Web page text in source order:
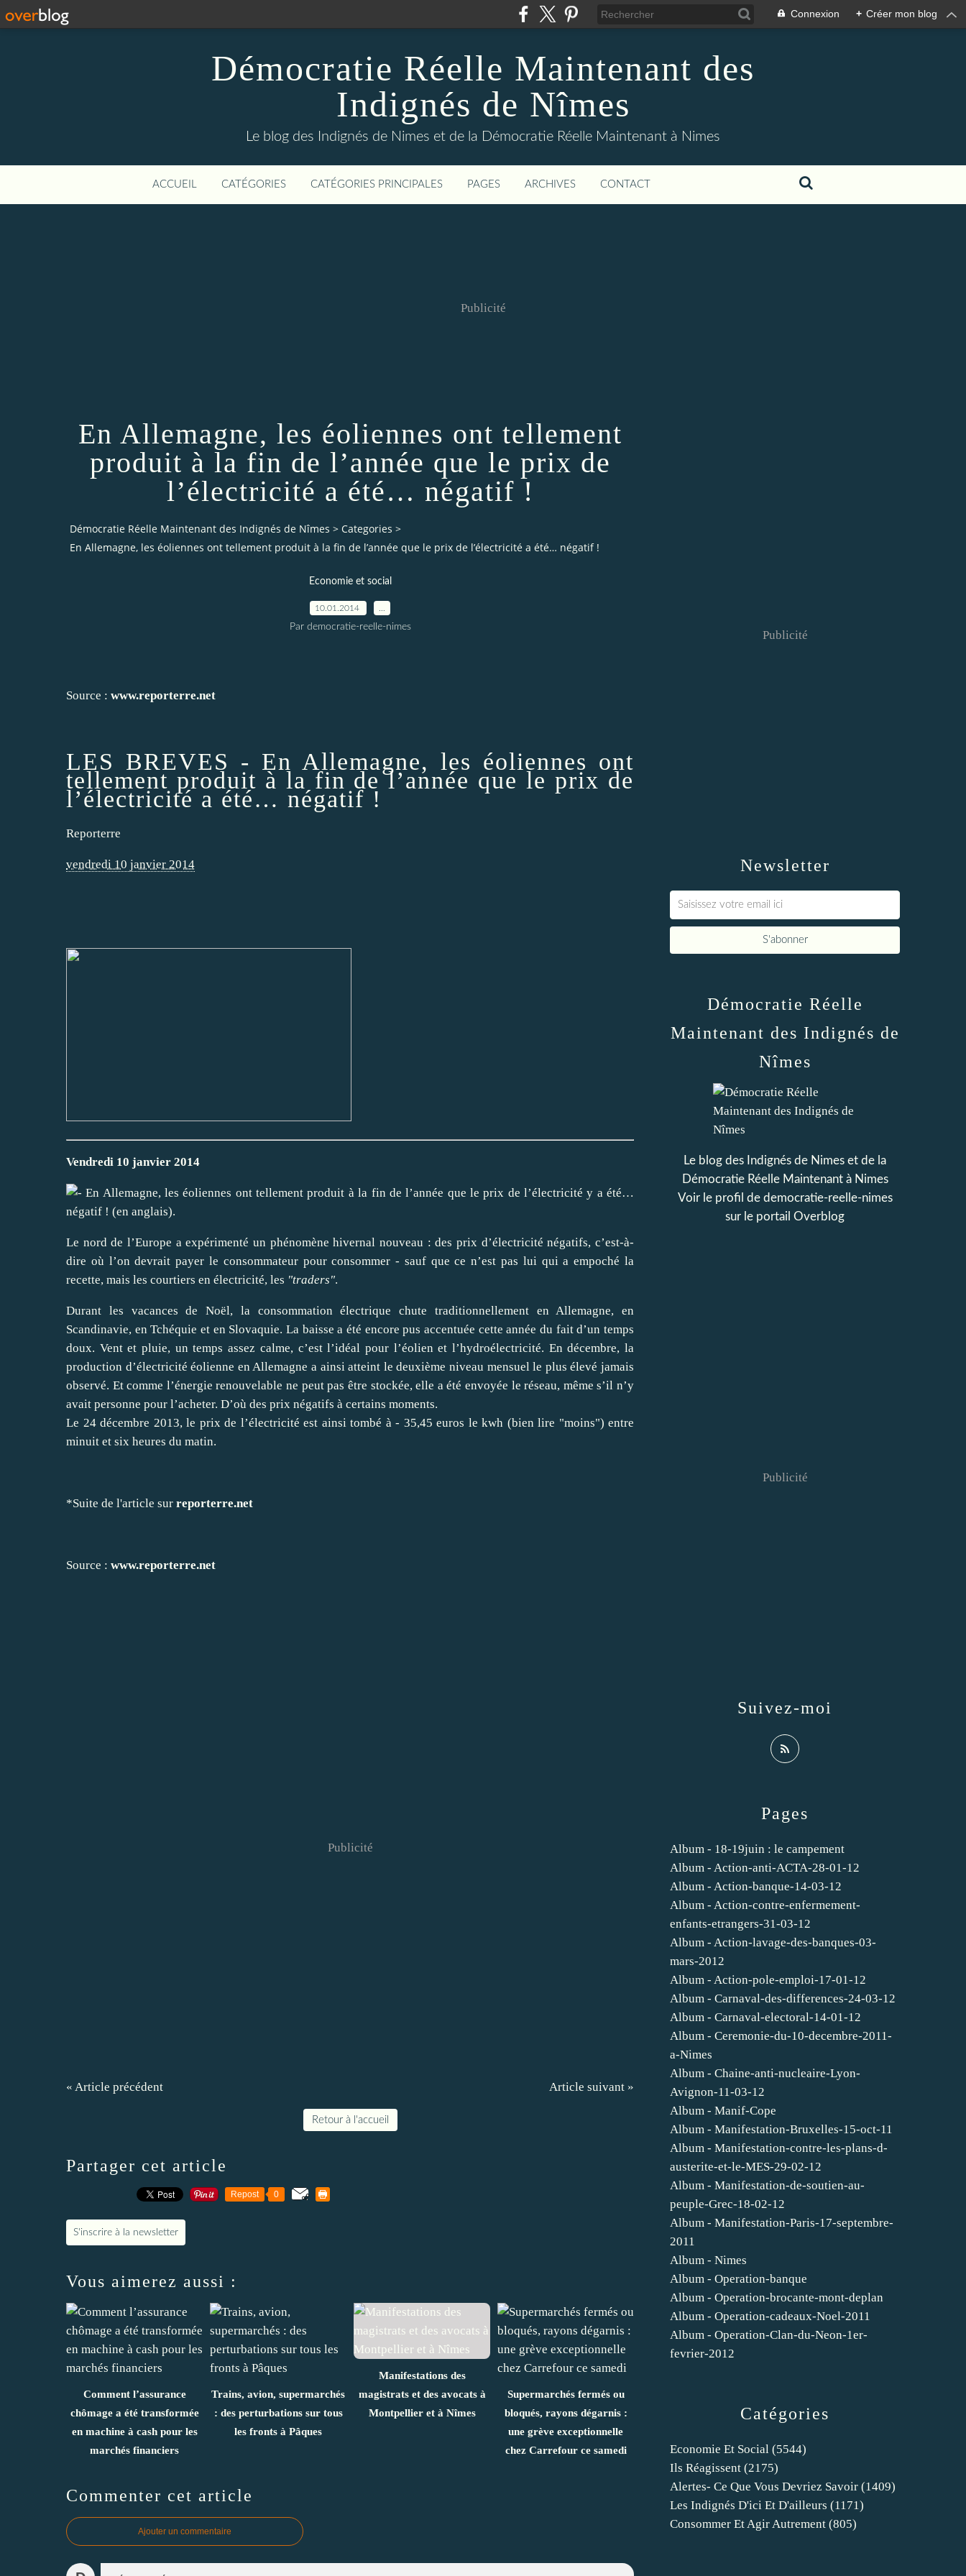
Connexion + Créer mon blog
Démocratie Réelle Maintenant des
Indignés de Nîmes
Le blog des Indignés de Nimes et de la Démocratie Réelle Maintenant à Nimes
ACCUEIL CATÉGORIES CATÉGORIES PRINCIPALES PAGES ARCHIVES CONTACT
Publicité
En Allemagne, les éoliennes ont tellement
produit à la fin de l’année que le prix de
l’électricité a été… négatif !
Démocratie Réelle Maintenant des Indignés de Nîmes > Categories >
En Allemagne, les éoliennes ont tellement produit à la fin de l’année que le prix de l’électricité a été… négatif !
Economie et social
10.01.2014
Par democratie-reelle-nimes
Source : www.reporterre.net
LES BREVES - En Allemagne, les éoliennes ont
tellement produit à la fin de l’année que le prix de
l’électricité a été… négatif !
Reporterre
vendredi 10 janvier 2014
Vendredi 10 janvier 2014
En Allemagne, les éoliennes ont tellement produit à la fin de l’année que le prix de l’électricité y a été…
négatif ! (en anglais).
Le nord de l’Europe a expérimenté un phénomène hivernal nouveau : des prix d’électricité négatifs, c’est-à-
dire où l’on devrait payer le consommateur pour consommer - sauf que ce n’est pas lui qui a empoché la
recette, mais les courtiers en électricité, les "traders".
Durant les vacances de Noël, la consommation électrique chute traditionnellement en Allemagne, en
Scandinavie, en Tchéquie et en Slovaquie. La baisse a été encore pus accentuée cette année du fait d’un temps
doux. Vent et pluie, un temps assez calme, c’est l’idéal pour l’éolien et l’hydroélectricité. En décembre, la
production d’électricité éolienne en Allemagne a ainsi atteint le deuxième niveau mensuel le plus élevé jamais
observé. Et comme l’énergie renouvelable ne peut pas être stockée, elle a été envoyée le réseau, même s’il n’y
avait personne pour l’acheter. D’où des prix négatifs à certains moments.
Le 24 décembre 2013, le prix de l’électricité est ainsi tombé à - 35,45 euros le kwh (bien lire "moins") entre
minuit et six heures du matin.
*Suite de l'article sur reporterre.net
Source : www.reporterre.net
Publicité
« Article précédent Article suivant »
Retour à l'accueil
Partager cet article
Repost 0
S'inscrire à la newsletter
Vous aimerez aussi :
Comment l’assurance
chômage a été transformée
en machine à cash pour les
marchés financiers
Trains, avion, supermarchés
: des perturbations sur tous
les fronts à Pâques
Manifestations des
magistrats et des avocats à
Montpellier et à Nîmes
Supermarchés fermés ou
bloqués, rayons dégarnis :
une grève exceptionnelle
chez Carrefour ce samedi
Commenter cet article
Ajouter un commentaire
Newsletter
Publicité
Catégories
Economie Et Social (5544)
Ils Réagissent (2175)
Alertes- Ce Que Vous Devriez Savoir (1409)
Les Indignés D'ici Et D'ailleurs (1171)
Consommer Et Agir Autrement (805)
Pages
Album - 18-19juin : le campement
Album - Action-anti-ACTA-28-01-12
Album - Action-banque-14-03-12
Album - Action-contre-enfermement-
enfants-etrangers-31-03-12
Album - Action-lavage-des-banques-03-
mars-2012
Album - Action-pole-emploi-17-01-12
Album - Carnaval-des-differences-24-03-12
Album - Carnaval-electoral-14-01-12
Album - Ceremonie-du-10-decembre-2011-
a-Nimes
Album - Chaine-anti-nucleaire-Lyon-
Avignon-11-03-12
Album - Manif-Cope
Album - Manifestation-Bruxelles-15-oct-11
Album - Manifestation-contre-les-plans-d-
austerite-et-le-MES-29-02-12
Album - Manifestation-de-soutien-au-
peuple-Grec-18-02-12
Album - Manifestation-Paris-17-septembre-
2011
Album - Nimes
Album - Operation-banque
Album - Operation-brocante-mont-deplan
Album - Operation-cadeaux-Noel-2011
Album - Operation-Clan-du-Neon-1er-
fevrier-2012
Démocratie Réelle
Maintenant des Indignés de
Nîmes
Le blog des Indignés de Nimes et de la
Démocratie Réelle Maintenant à Nimes
Voir le profil de democratie-reelle-nimes
sur le portail Overblog
Suivez-moi
Publicité